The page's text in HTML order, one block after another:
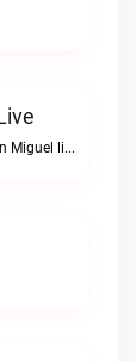
Tu Cumbia Tu Fiesta!Radio Fiesta San Miguel live